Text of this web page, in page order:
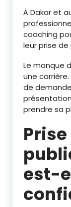
À Dakar et
coaching
leur prise
Le manque
une
de
prendre sa
est-